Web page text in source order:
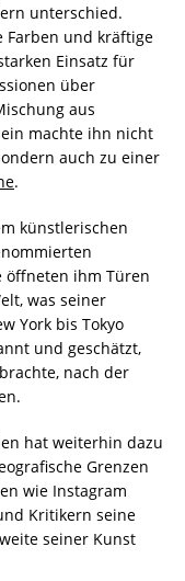
unterschied.
Farben und kräftige
Einsatz für
über
aus
machte ihn nicht
auch zu einer
.
künstlerischen
öffneten ihm Türen
was seiner
York bis Tokyo
und geschätzt,
nach der
hat weiterhin dazu
Grenzen
wie Instagram
Kritikern seine
seiner Kunst